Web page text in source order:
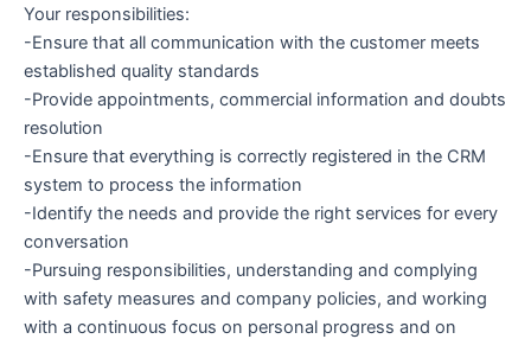
Your responsibilities:
-Ensure that all communication with the customer meets
established quality standards
-Provide appointments, commercial information and doubts
resolution
-Ensure that everything is correctly registered in the CRM
system to process the information
-Identify the needs and provide the right services for every
conversation
-Pursuing responsibilities, understanding and complying
with safety measures and company policies, and working
with a continuous focus on personal progress and on